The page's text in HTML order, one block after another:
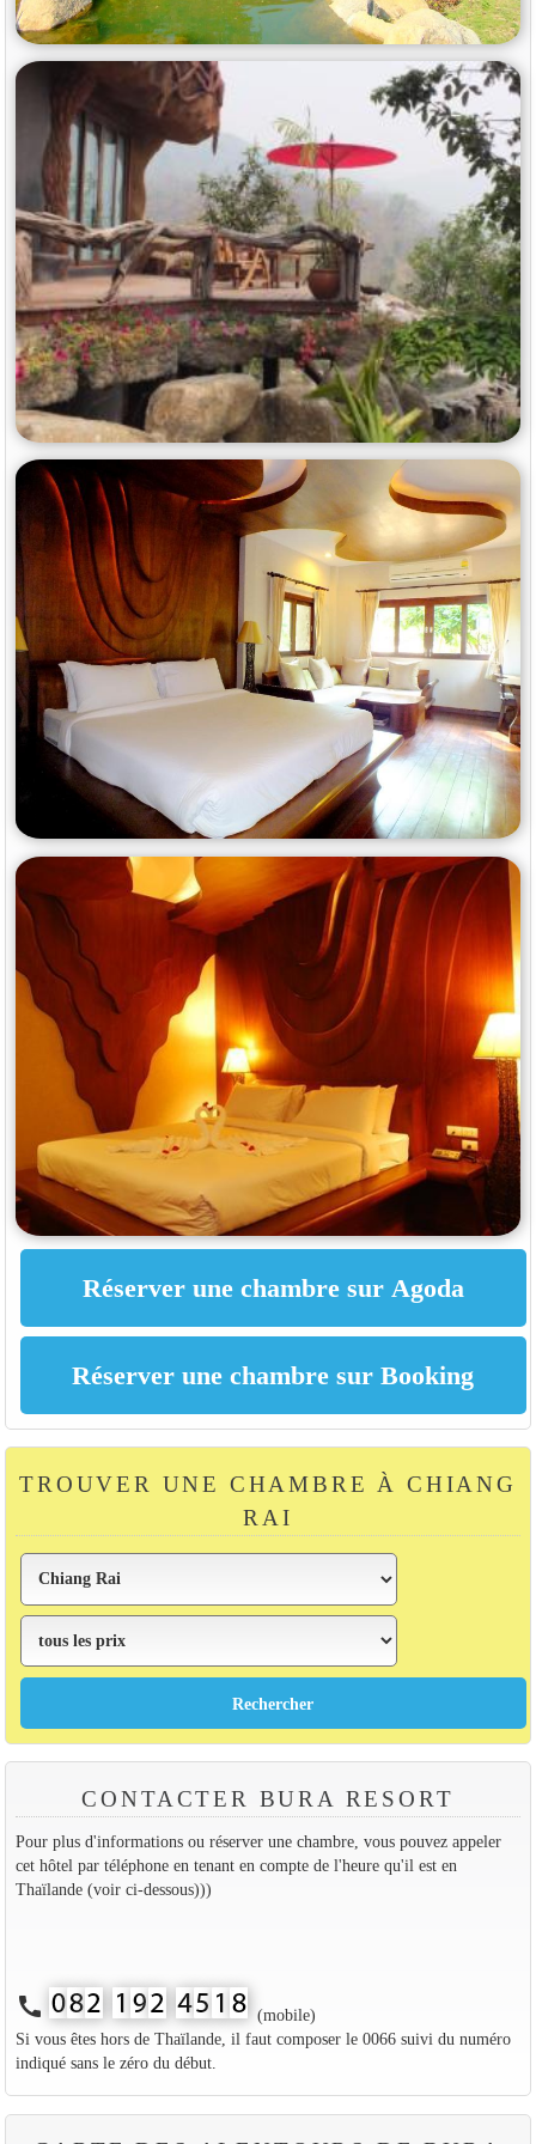
TROUVER UNE CHAMBRE À CHIANG
RAI
CONTACTER BURA RESORT
Pour plus d'informations ou réserver une chambre, vous pouvez appeler
cet hôtel par téléphone en tenant en compte de l'heure qu'il est en
Thaïlande (voir ci-dessous)))
call
(mobile)
Si vous êtes hors de Thaïlande, il faut composer le 0066 suivi du numéro
indiqué sans le zéro du début.